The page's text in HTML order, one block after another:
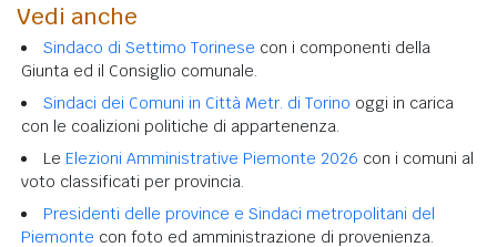
Vedi anche
Sindaco di Settimo Torinese con i componenti della
Giunta ed il Consiglio comunale.
Sindaci dei Comuni in Città Metr. di Torino oggi in carica
con le coalizioni politiche di appartenenza.
Le Elezioni Amministrative Piemonte 2026 con i comuni al
voto classificati per provincia.
Presidenti delle province e Sindaci metropolitani del
Piemonte con foto ed amministrazione di provenienza.